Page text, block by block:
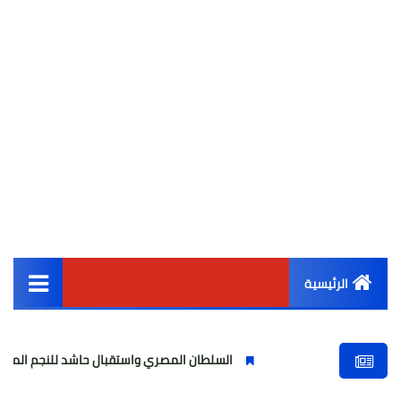
الرئيسية
أخبار مصر
السلطان المصري واستقبال حاشد للنجم المصري